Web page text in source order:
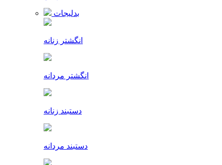
بدلیجات
انگشتر زنانه
انگشتر مردانه
دستبند زنانه
دستبند مردانه